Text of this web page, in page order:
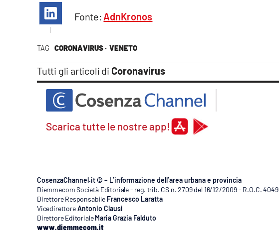
Vai
TAG CORONAVIRUS · VENETO
Tutti gli articoli di Coronavirus
Fonte: AdnKronos
Scarica tutte le nostre app!
CosenzaChannel.it © – L’informazione dell’area urbana e provincia
Diemmecom Società Editoriale - reg. trib. CS n. 2709 del 16/12/2009 - R.O.C. 4049
Direttore Responsabile Francesco Laratta
VicedirettoreAntonio Clausi
Direttore Editoriale Maria Grazia Falduto
www.diemmecom.it